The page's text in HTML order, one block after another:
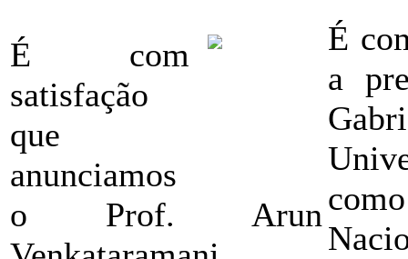
É com
satisfação
que
anunciamos
o Prof. Arun
É
a